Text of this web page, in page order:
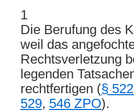
1
Die Berufung des
weil das
Rechtsverletzung
legenden
rechtfertigen (§
529, 546 ZPO).